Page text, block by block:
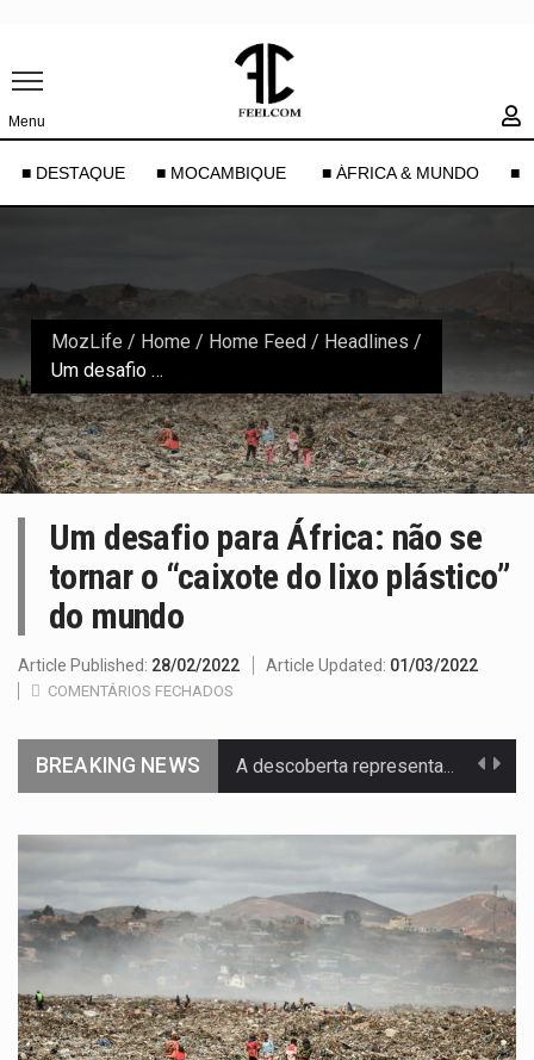
Menu
■ DESTAQUE ■ MOCAMBIQUE ■ ÁFRICA & MUNDO ■
MozLife / Home / Home Feed / Headlines /
Um desafio para África: não se tornar o “caixote do lixo plástico” do mundo
Um desafio para África: não se
tornar o “caixote do lixo plástico”
do mundo
Article Published: 28/02/2022 Article Updated: 01/03/2022
COMENTÁRIOS FECHADOS
BREAKING NEWS Segundo as autoridades canadianas, mais de 200 incêndios florestais continuam…
A cidade de Bunia, capital da província de Ituri, tornou-se…
O pagamento marca o desfecho de um dos processos mais…
O programa, cuja implementação está prevista entre abril de 2026…